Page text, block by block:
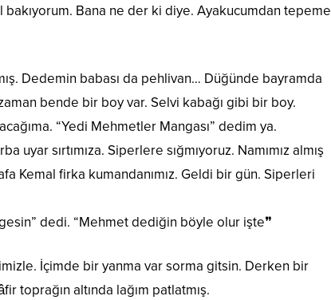
Bana ne der ki diye. Ayakucumdan tepeme
Dedemin babası da pehlivan… Düğünde bayramda
bende bir boy var. Selvi kabağı gibi bir boy.
“Yedi Mehmetler Mangası” dedim ya.
sırtımıza. Siperlere sığmıyoruz. Namımız almış
Kemal firka kumandanımız. Geldi bir gün. Siperleri
dedi. “Mehmet dediğin böyle olur işte❞
İçimde bir yanma var sorma gitsin. Derken bir
toprağın altında lağım patlatmış.